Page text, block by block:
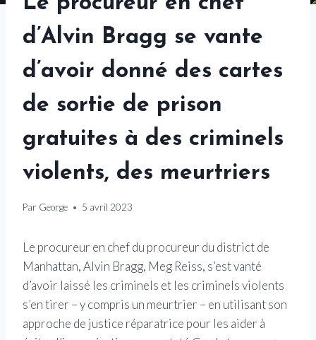
d’Alvin Bragg se vante
d’avoir donné des cartes
de sortie de prison
gratuites à des criminels
violents, des meurtriers
Par George 5 avril 2023
Le procureur en chef du procureur du district de
Manhattan, Alvin Bragg, Meg Reiss, s’est vanté
d’avoir laissé les criminels et les criminels violents
s’en tirer – y compris un meurtrier – en utilisant son
approche de justice réparatrice pour les aider à